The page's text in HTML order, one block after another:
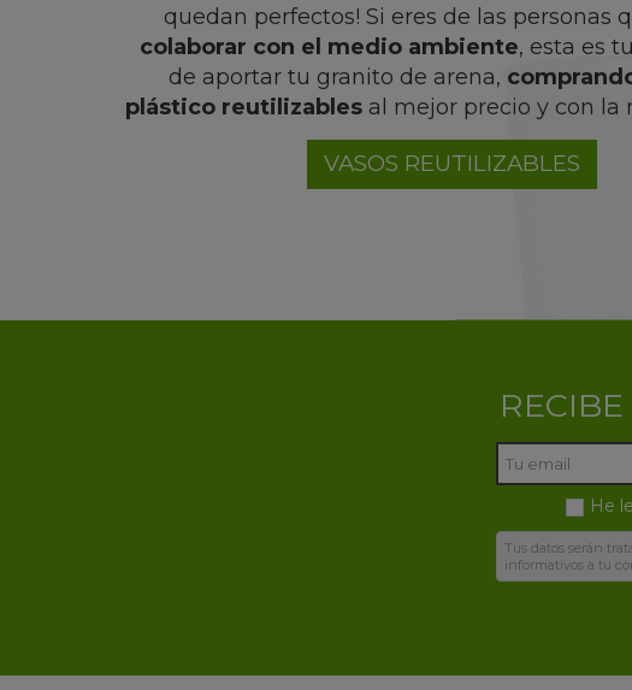
quedan perfectos! Si eres de las personas
colaborar con el medio ambiente, esta es
de aportar tu granito de arena,
plástico reutilizablesal mejor precio y con la
VASOS REUTILIZABLES
He